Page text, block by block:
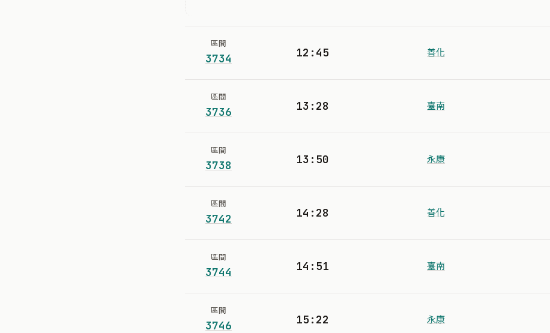
區間
3734 12:45 善化
區間
3736 13:28 臺南
區間
3738 13:50 永康
區間
3742 14:28 善化
區間
3744 14:51 臺南
區間
3746 15:22 永康